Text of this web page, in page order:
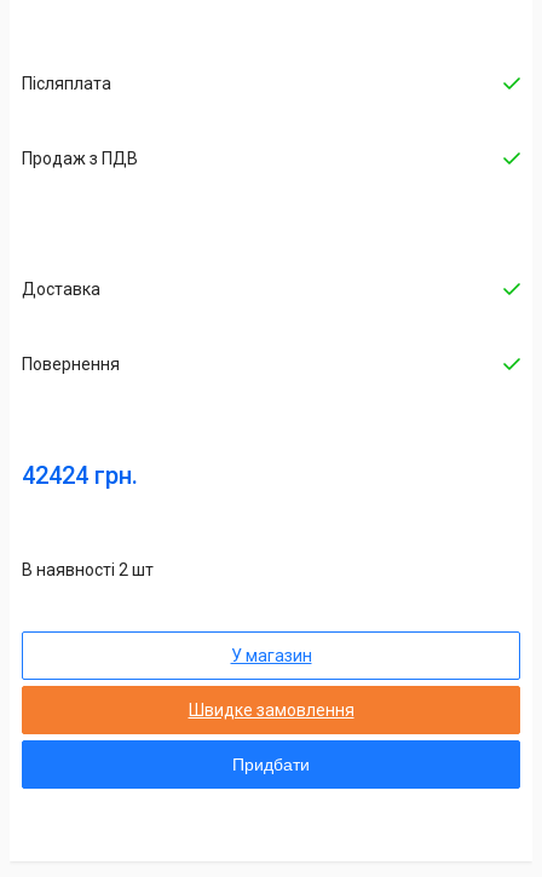
Післяплата
Продаж з ПДВ
Доставка
Повернення
42424 грн.
В наявності 2 шт
У магазин
Швидке замовлення
Придбати